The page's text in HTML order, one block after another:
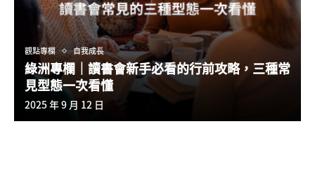
觀點專欄 自我成長
綠洲專欄｜讀書會新手必看的行前攻略，三種常
見型態一次看懂
2025 年 9 月 12 日